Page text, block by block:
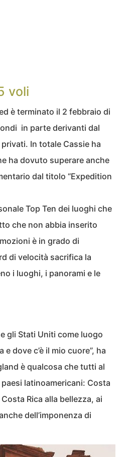
voli
è terminato il 2 febbraio di
in parte derivanti dal
In totale Cassie ha
ha dovuto superare anche
dal titolo “Expedition
Top Ten dei luoghi che
che non abbia inserito
è in grado di
di velocità sacrifica la
i luoghi, i panorami e le
gli Stati Uniti come luogo
dove c’è il mio cuore”, ha
è qualcosa che tutti al
latinoamericani: Costa
Rica alla bellezza, ai
dell’imponenza di